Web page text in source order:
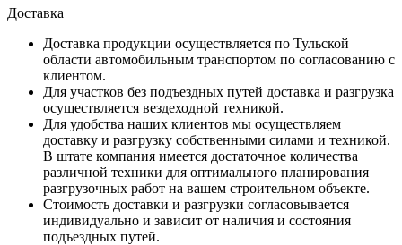
Доставка
Доставка продукции осуществляется по Тульской
области автомобильным транспортом по согласованию с
клиентом.
Для участков без подъездных путей доставка и разгрузка
осуществляется вездеходной техникой.
Для удобства наших клиентов мы осуществляем
доставку и разгрузку собственными силами и техникой.
В штате компания имеется достаточное количества
различной техники для оптимального планирования
разгрузочных работ на вашем строительном объекте.
Стоимость доставки и разгрузки согласовывается
индивидуально и зависит от наличия и состояния
подъездных путей.